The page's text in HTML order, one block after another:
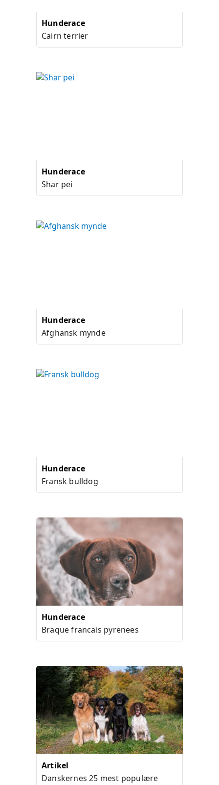
Hunderace
Cairn terrier
Hunderace
Shar pei
Hunderace
Afghansk mynde
Hunderace
Fransk bulldog
Hunderace
Braque francais pyrenees
Artikel
Danskernes 25 mest populære